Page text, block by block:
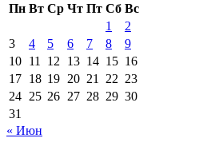
Пн Вт Ср Чт Пт Сб Вс
1
2
3
4 5 6 7 8
9
10 11 12 13 14 15 16
17 18 19 20 21 22 23
24 25 26 27 28 29 30
31
« Июн